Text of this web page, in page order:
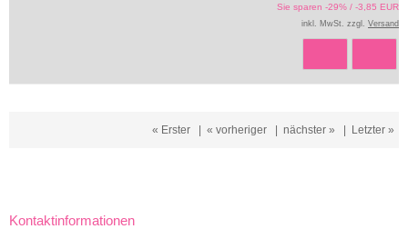
Sie sparen -29% / -3,85 EUR
inkl. MwSt. zzgl. Versand
« Erster | « vorheriger | nächster » | Letzter »
Kontaktinformationen